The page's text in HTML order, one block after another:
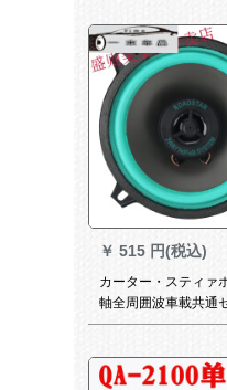
220 V/12 Vを持って
ブラストストストの
持っています。
￥ 515 円(税込)
カーター・スティァ
軸全周囲波車載共通
寸改ぞぞ重低音5寸